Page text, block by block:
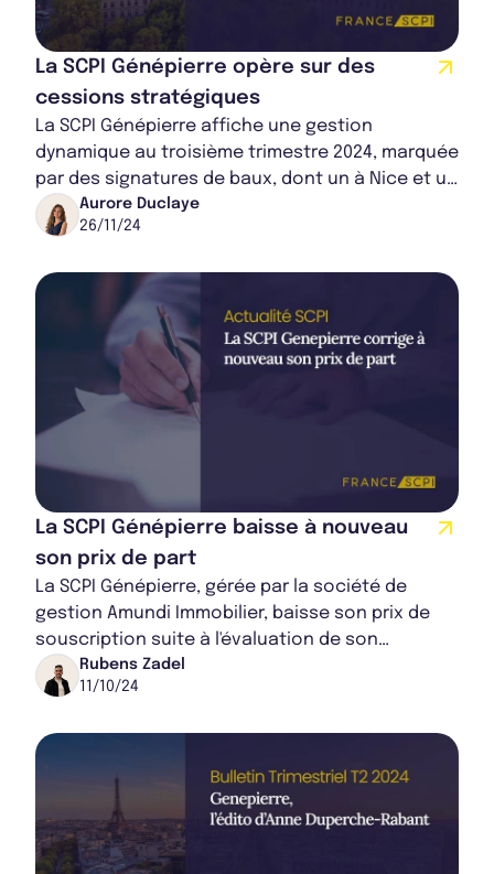
La SCPI Génépierre opère sur des
cessions stratégiques
La SCPI Génépierre affiche une gestion
dynamique au troisième trimestre 2024, marquée
par des signatures de baux, dont un à Nice et un
sur la tour Égée, ainsi que par des cessions...
Aurore Duclaye
26/11/24
La SCPI Génépierre baisse à nouveau
son prix de part
La SCPI Génépierre, gérée par la société de
gestion Amundi Immobilier, baisse son prix de
souscription suite à l'évaluation de son
portefeuille immobilier. Initialement fixé à 209...
Rubens Zadel
11/10/24